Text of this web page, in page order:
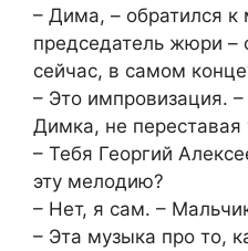
– Дима, – обратился к
председатель жюри –
сейчас, в самом
– Это импровизация.
Димка, не переставая
– Тебя Георгий
эту мелодию?
– Нет, я сам. –
– Эта музыка про то,